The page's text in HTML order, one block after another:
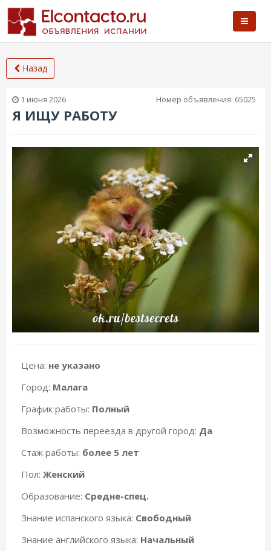
Назад
1 июня 2026 Номер объявления: 65025
Я ИЩУ РАБОТУ
Цена: не указано
Город: Малага
График работы: Полный
Возможность переезда в другой город: Да
Стаж работы: более 5 лет
Пол: Женский
Образование: Средне-спец.
Знание испанского языка: Свободный
Знание английского языка: Начальный